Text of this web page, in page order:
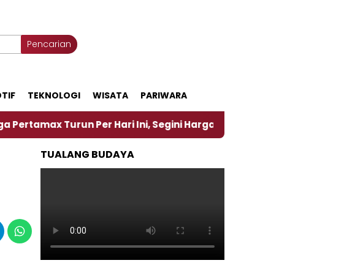
Pencarian
TEKNOLOGI WISATA PARIWARA
Per Hari Ini, Segini Harganya ‎Nasirun Maestro Lukis
TUALANG BUDAYA